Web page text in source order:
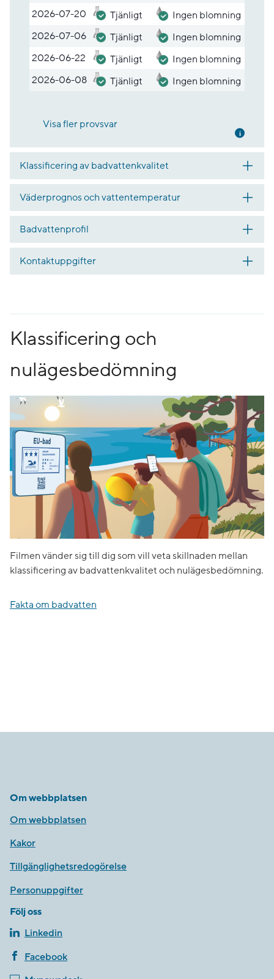
2026-07-20
Tjänligt
Ingen blomning
2026-07-06
Tjänligt
Ingen blomning
2026-06-22
Tjänligt
Ingen blomning
2026-06-08
Tjänligt Ingen blomning
Visa fler provsvar Mer
Klassificering av badvattenkvalitet
Väderprognos och vattentemperatur
Badvattenprofil
Kontaktuppgifter
Klassificering och
nulägesbedömning
Filmen vänder sig till dig som vill veta skillnaden mellan
klassificering av badvattenkvalitet och nulägesbedömning.
Fakta om badvatten
Om webbplatsen
Om webbplatsen
Kakor
Tillgänglighetsredogörelse
Personuppgifter
Följ oss
Linkedin
Facebook